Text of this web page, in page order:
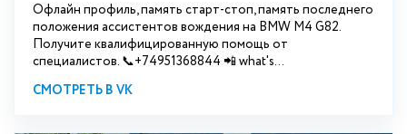
Офлайн профиль, память старт-стоп, память последнего
положения ассистентов вождения на BMW М4 G82.
Получите квалифицированную помощь от
специалистов. 📞+74951368844 📲 what's...
СМОТРЕТЬ В VK